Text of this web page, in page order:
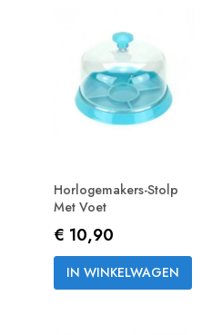
Horlogemakers-Stolp
Met Voet
Prijs
€ 10,90
IN WINKELWAGEN